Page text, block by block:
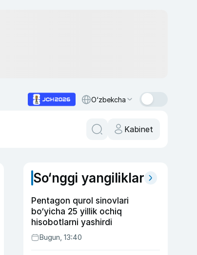
O‘zbekcha
Kabinet
So‘nggi yangiliklar
Pentagon qurol sinovlari
bo‘yicha 25 yillik ochiq
hisobotlarni yashirdi
Bugun, 13:40